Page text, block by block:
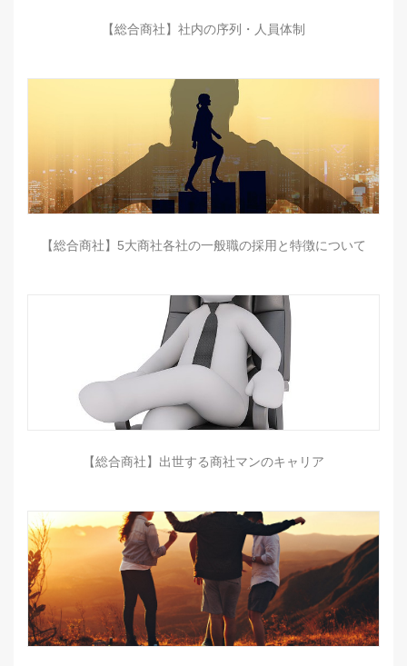
【総合商社】社内の序列・人員体制
【総合商社】5大商社各社の一般職の採用と特徴について
【総合商社】出世する商社マンのキャリア